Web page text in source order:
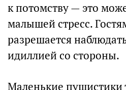
к потомству — это
малышей стресс.
разрешается
идиллией со стороны.
Маленькие пушистики